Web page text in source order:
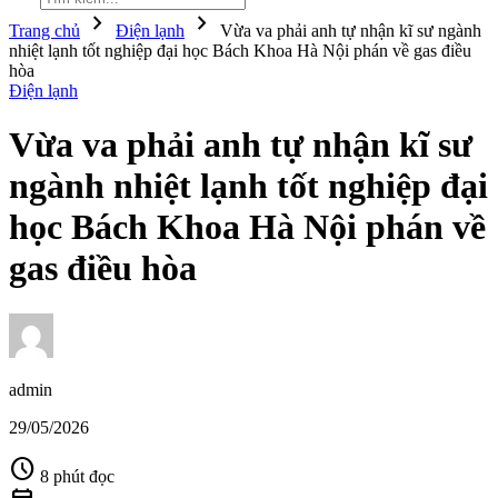
Trang chủ chevron_right Điện lạnh chevron_right
Vừa va phải anh tự nhận kĩ sư ngành
nhiệt lạnh tốt nghiệp đại học Bách Khoa Hà Nội phán về gas điều
hòa
Điện lạnh
Vừa va phải anh tự nhận kĩ sư
ngành nhiệt lạnh tốt nghiệp đại
học Bách Khoa Hà Nội phán về
gas điều hòa
admin
29/05/2026
schedule 8 phút đọc